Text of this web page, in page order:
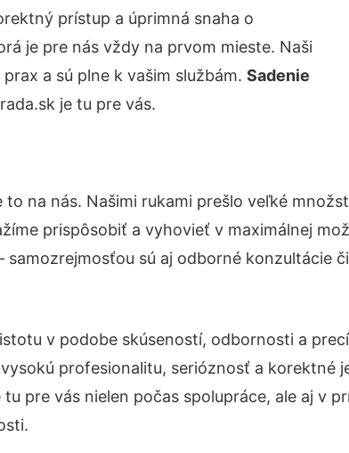
prístup a úprimná snaha o
je pre nás vždy na prvom mieste. Naši
a sú plne k vašim službám. Sadenie
je tu pre vás.
to na nás. Našimi rukami prešlo veľké
prispôsobiť a vyhovieť v maximálnej
samozrejmosťou sú aj odborné konzultácie
v podobe skúseností, odbornosti a
profesionalitu, serióznosť a
pre vás nielen počas spolupráce, ale aj v